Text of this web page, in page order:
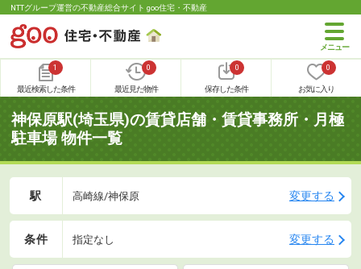
NTTグループ運営の不動産総合サイト goo住宅・不動産
1
最近検索した条件
0
最近見た物件
0
保存した条件
0
お気に入り
神保原駅(埼玉県)の賃貸店舗・賃貸事務所・月極
駐車場 物件一覧
駅 高崎線/神保原 変更する
条件 指定なし 変更する